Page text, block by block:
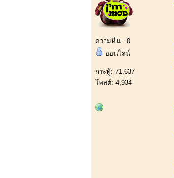
ความหื่น : 0
ออนไลน์
กระทู้: 71,637
โพสต์: 4,934